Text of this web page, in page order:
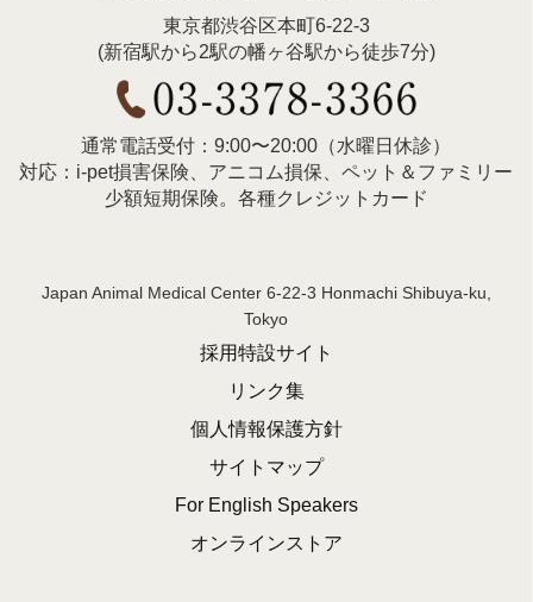
東京都渋谷区本町6-22-3
(新宿駅から2駅の幡ヶ谷駅から徒歩7分)
通常電話受付：9:00〜20:00（水曜日休診）
対応：i-pet損害保険、アニコム損保、ペット＆ファミリー
少額短期保険。各種クレジットカード
Japan Animal Medical Center 6-22-3 Honmachi Shibuya-ku,
Tokyo
採用特設サイト
リンク集
個人情報保護方針
サイトマップ
For English Speakers
オンラインストア